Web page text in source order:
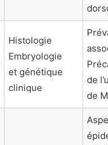
Histologie
Embryologie
et génétique
clinique
de
de